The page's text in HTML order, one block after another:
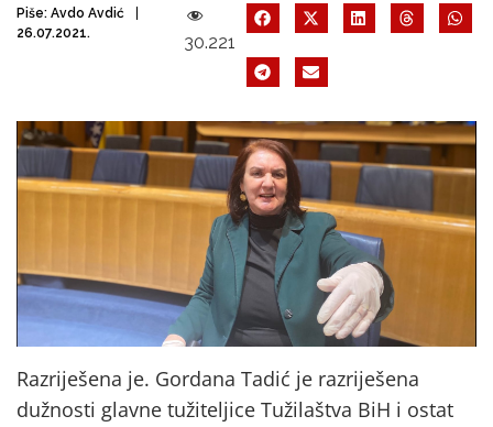
Piše: Avdo Avdić
26.07.2021.
30.221
Razriješena je. Gordana Tadić je razriješena
dužnosti glavne tužiteljice Tužilaštva BiH i ostat